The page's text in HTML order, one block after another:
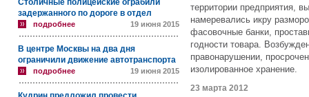
Столичные полицейские ограбили
задержанного по дороге в отдел
подробнее 19 июня 2015
В центре Москвы на два дня
ограничили движение автотранспорта
подробнее 19 июня 2015
территории предприятия,
намеревались икру
фасовочные банки,
годности товара.
правонарушении,
изолированное хранение.
23 марта 2012